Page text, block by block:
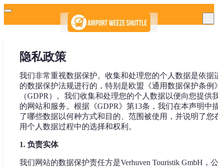
隐私政策
我们非常重视数据保护。收集和处理您的个人数据是依据
的数据保护法规进行的，特别是欧盟《通用数据保护条例
（GDPR）。我们收集和处理您的个人数据以便向您提供
的网站和服务。根据《GDPR》第13条，我们在本声明中
了哪些数据以何种方式和目的、范围被使用，并说明了您
用个人数据过程中的选择和权利。
1. 负责实体
我们网站的数据保护责任方是Verhuven Touristik GmbH，